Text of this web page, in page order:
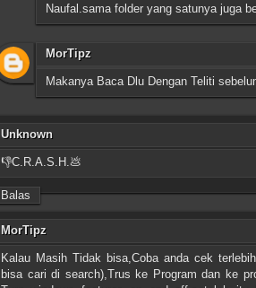
Naufal.sama folder yang satunya juga
MorTipz
Makanya Baca Dlu Dengan Teliti
Unknown
👎C.R.A.S.H.💩
Balas
MorTipz
Kalau Masih Tidak bisa,Coba anda cek
bisa cari di search),Trus ke Program dan ke